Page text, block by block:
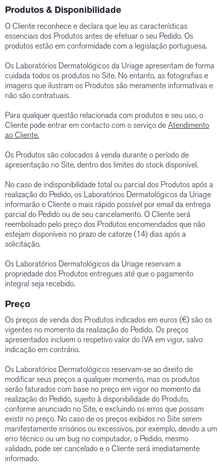
Produtos & Disponibilidade
O Cliente reconhece e declara que leu as características
essenciais dos Produtos antes de efetuar o seu Pedido. Os
produtos estão em conformidade com a legislação portuguesa.
Os Laboratórios Dermatológicos da Uriage apresentam de forma
cuidada todos os produtos no Site. No entanto, as fotografias e
imagens que ilustram os Produtos são meramente informativas e
não são contratuais.
Para qualquer questão relacionada com produtos e seu uso, o
Cliente pode entrar em contacto com o serviço de Atendimento
ao Cliente.
Os Produtos são colocados à venda durante o período de
apresentação no Site, dentro dos limites do stock disponível.
No caso de indisponibilidade total ou parcial dos Produtos após a
realização do Pedido, os Laboratórios Dermatológicos da Uriage
informarão o Cliente o mais rápido possível por email da entrega
parcial do Pedido ou de seu cancelamento. O Cliente será
reembolsado pelo preço dos Produtos encomendados que não
estejam disponíveis no prazo de catorze (14) dias após a
solicitação.
Os Laboratórios Dermatológicos da Uriage reservam a
propriedade dos Produtos entregues até que o pagamento
integral seja recebido.
Preço
Os preços de venda dos Produtos indicados em euros (€) são os
vigentes no momento da realização do Pedido. Os preços
apresentados incluem o respetivo valor do IVA em vigor, salvo
indicação em contrário.
Os Laboratórios Dermatológicos reservam-se ao direito de
modificar seus preços a qualquer momento, mas os produtos
serão faturados com base no preço em vigor no momento da
realização do Pedido, sujeito à disponibilidade do Produto,
conforme anunciado no Site, e excluindo os erros que possam
existir no preço. No caso de os preços exibidos no Site serem
manifestamente irrisórios ou excessivos, por exemplo, devido a um
erro técnico ou um bug no computador, o Pedido, mesmo
validado, pode ser cancelado e o Cliente será imediatamente
informado.